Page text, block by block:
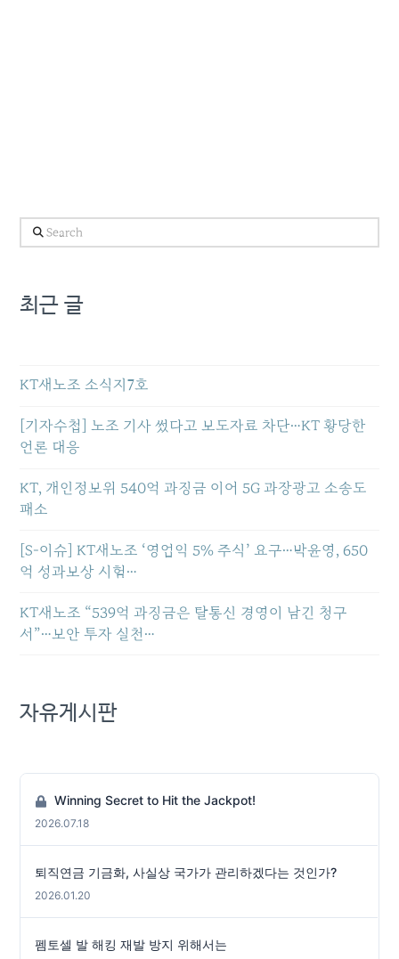
Search
최근 글
KT새노조 소식지7호
[기자수첩] 노조 기사 썼다고 보도자료 차단…KT 황당한
언론 대응
KT, 개인정보위 540억 과징금 이어 5G 과장광고 소송도
패소
[S-이슈] KT새노조 ‘영업익 5% 주식’ 요구…박윤영, 650
억 성과보상 시험…
KT새노조 “539억 과징금은 탈통신 경영이 남긴 청구
서”…보안 투자 실천…
자유게시판
Winning Secret to Hit the Jackpot!
2026.07.18
퇴직연금 기금화, 사실상 국가가 관리하겠다는 것인가?
2026.01.20
펨토셀 발 해킹 재발 방지 위해서는